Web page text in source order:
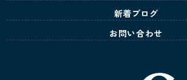
新着ブログ
お問い合わせ